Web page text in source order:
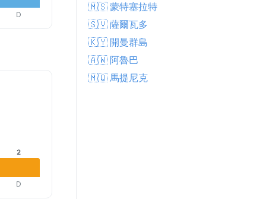
D
2
D
🇲🇸 蒙特塞拉特
🇸🇻 薩爾瓦多
🇰🇾 開曼群島
🇦🇼 阿魯巴
🇲🇶 馬提尼克